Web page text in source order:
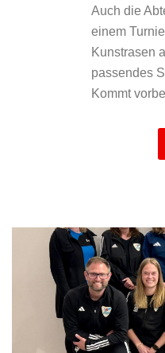
Auch die
einem
Kunstrasen
passendes
Kommt